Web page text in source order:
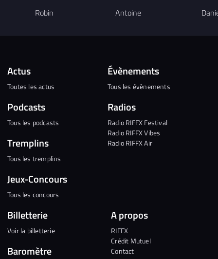
Robin Antoine
Actus
Toutes les actus
Podcasts
Tous les podcasts
Tremplins
Tous les tremplins
Jeux-Concours
Tous les concours
Évènements
Tous les évènements
Radios
Radio RIFFX Festival
Radio RIFFX Vibes
Radio RIFFX Air
Billetterie
Voir la billetterie
Baromètre
A propos
RIFFX
Crédit Mutuel
Contact